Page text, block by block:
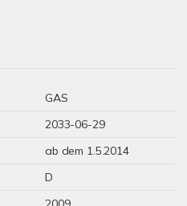
GAS
2033-06-29
ab dem 1.5.2014
D